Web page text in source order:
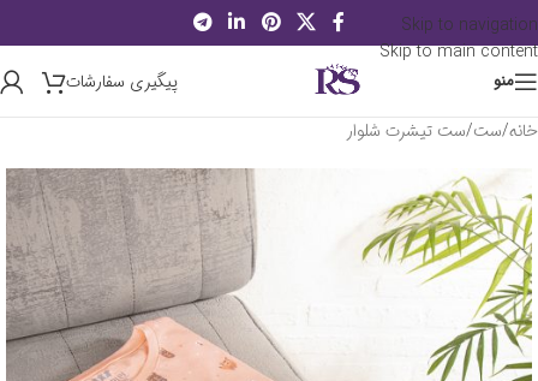
Skip to navigation
Skip to main content
منو
پیگیری سفارشات
خانه/ست/ست تیشرت شلوار